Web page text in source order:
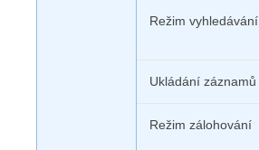
Režim vyhledávání
Ukládání záznamů
Režim zálohování